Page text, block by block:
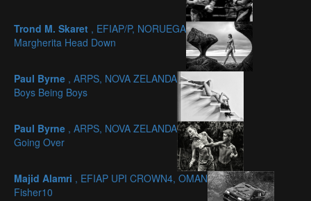
Trond M. Skaret , EFIAP/P, NORUEGA
Margherita Head Down
Paul Byrne , ARPS, NOVA ZELANDA
Boys Being Boys
Paul Byrne , ARPS, NOVA ZELANDA
Going Over
Majid Alamri , EFIAP UPI CROWN4, OMAN
Fisher10